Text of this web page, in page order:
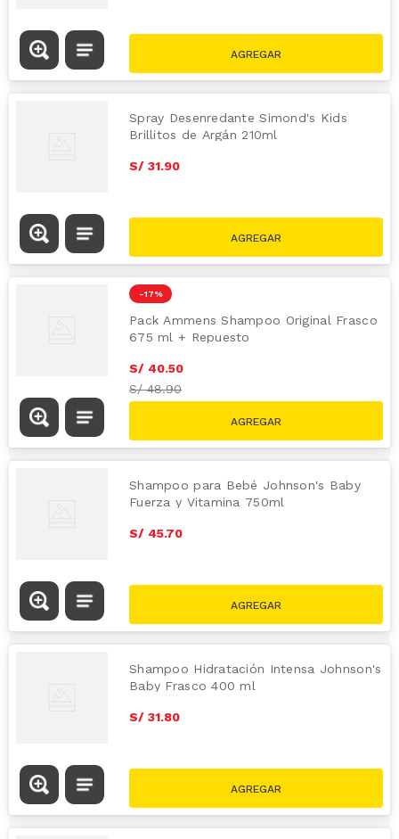
Spray Desenredante Simond's Kids
Brillitos de Argán 210ml
S/ 31.90
-17 %
Pack Ammens Shampoo Original Frasco
675 ml + Repuesto
S/ 40.50
S/48.90
Shampoo para Bebé Johnson's Baby
Fuerza y Vitamina 750ml
S/ 45.70
Shampoo Hidratación Intensa Johnson's
Baby Frasco 400 ml
S/ 31.80